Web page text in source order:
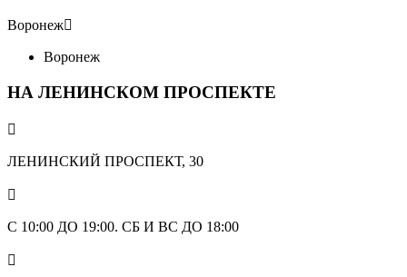
Воронеж
Воронеж
НА ЛЕНИНСКОМ ПРОСПЕКТЕ

ЛЕНИНСКИЙ ПРОСПЕКТ, 30

С 10:00 ДО 19:00. СБ И ВС ДО 18:00
